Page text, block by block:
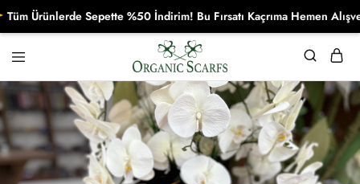
Organikscarf
Ürünlerde Sepette %50 İndirim! Bu Fırsatı Kaçrıma Hemen